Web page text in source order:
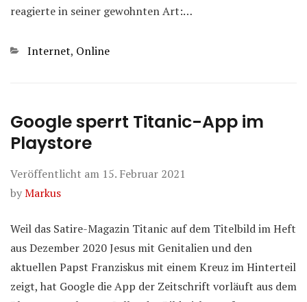
reagierte in seiner gewohnten Art:…
Kategorien
Internet, Online
Google sperrt Titanic-App im
Playstore
Veröffentlicht am 15. Februar 2021
byMarkus
Weil das Satire-Magazin Titanic auf dem Titelbild im Heft
aus Dezember 2020 Jesus mit Genitalien und den
aktuellen Papst Franziskus mit einem Kreuz im Hinterteil
zeigt, hat Google die App der Zeitschrift vorläuft aus dem